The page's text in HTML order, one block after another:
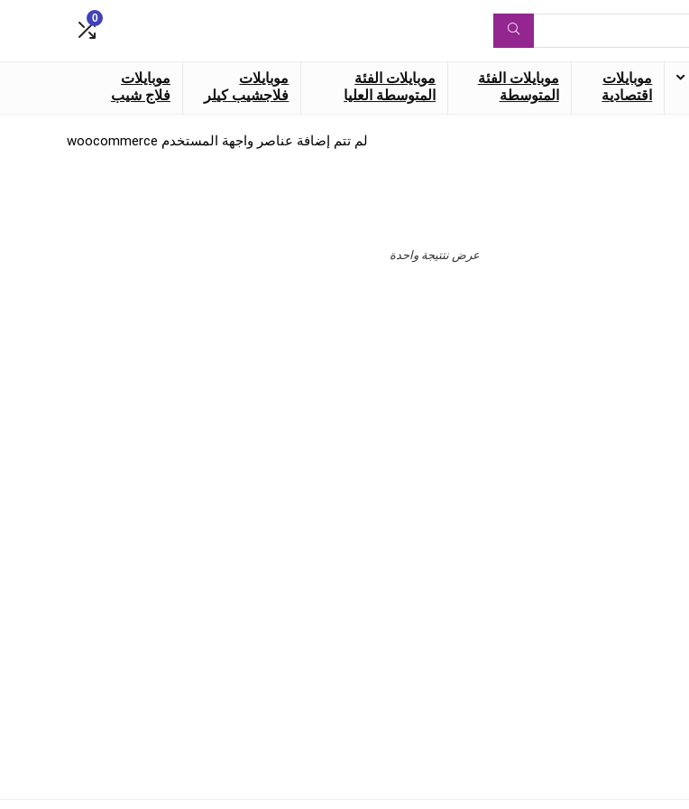
0
موبايلات
اقتصادية
موبايلات الفئة
المتوسطة
موبايلات الفئة
المتوسطة العليا
موبايلات
فلاجشيب كيلر
موبايلات
فلاج شيب
عرض نتتيجة واحدة
لم تتم إضافة عناصر واجهة المستخدم woocommerce